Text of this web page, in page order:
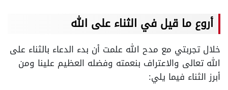
أروع ما قيل في الثناء على الله
خلال تجربتي مع مدح الله علمت أن بدء الدعاء بالثناء على
الله تعالى والاعتراف بنعمته وفضله العظيم علينا ومن
أبرز الثناء فيما يلي: